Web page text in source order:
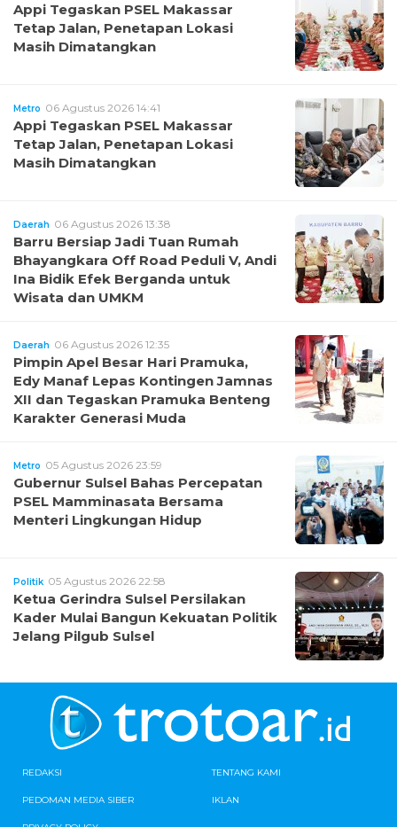
Appi Tegaskan PSEL Makassar
Tetap Jalan, Penetapan Lokasi
Masih Dimatangkan
Metro 06 Agustus 2026 14:41
Appi Tegaskan PSEL Makassar
Tetap Jalan, Penetapan Lokasi
Masih Dimatangkan
Daerah 06 Agustus 2026 13:38
Barru Bersiap Jadi Tuan Rumah
Bhayangkara Off Road Peduli V, Andi
Ina Bidik Efek Berganda untuk
Wisata dan UMKM
Daerah 06 Agustus 2026 12:35
Pimpin Apel Besar Hari Pramuka,
Edy Manaf Lepas Kontingen Jamnas
XII dan Tegaskan Pramuka Benteng
Karakter Generasi Muda
Metro 05 Agustus 2026 23:59
Gubernur Sulsel Bahas Percepatan
PSEL Mamminasata Bersama
Menteri Lingkungan Hidup
Politik 05 Agustus 2026 22:58
Ketua Gerindra Sulsel Persilakan
Kader Mulai Bangun Kekuatan Politik
Jelang Pilgub Sulsel
REDAKSI TENTANG KAMI
PEDOMAN MEDIA SIBER IKLAN